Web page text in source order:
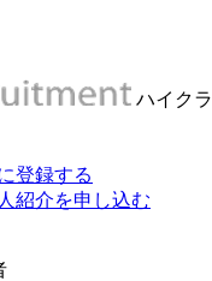
ハイク
登録する
紹介を申し込む